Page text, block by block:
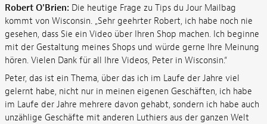
Robert O'Brien: Die heutige Frage zu Tips du Jour Mailbag
kommt von Wisconsin. „Sehr geehrter Robert, ich habe noch nie
gesehen, dass Sie ein Video über Ihren Shop machen. Ich beginne
mit der Gestaltung meines Shops und würde gerne Ihre Meinung
hören. Vielen Dank für all Ihre Videos, Peter in Wisconsin.“
Peter, das ist ein Thema, über das ich im Laufe der Jahre viel
gelernt habe, nicht nur in meinen eigenen Geschäften, ich habe
im Laufe der Jahre mehrere davon gehabt, sondern ich habe auch
unzählige Geschäfte mit anderen Luthiers aus der ganzen Welt